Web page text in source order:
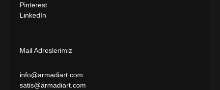
Pinterest
LinkedIn
Mail Adreslerimiz​
info@armadiart.com
satis@armadiart.com